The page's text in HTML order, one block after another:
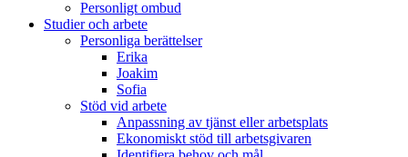
Personligt ombud
Studier och arbete
Personliga berättelser
Erika
Joakim
Sofia
Stöd vid arbete
Anpassning av tjänst eller arbetsplats
Ekonomiskt stöd till arbetsgivaren